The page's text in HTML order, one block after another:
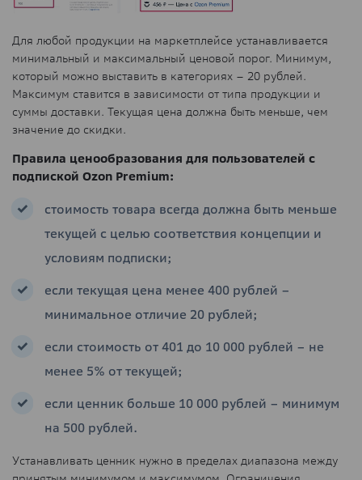
Для любой продукции на маркетплейсе устанавливается
минимальный и максимальный ценовой порог. Минимум,
который можно выставить в категориях – 20 рублей.
Максимум ставится в зависимости от типа продукции и
суммы доставки. Текущая цена должна быть меньше, чем
значение до скидки.
Правила ценообразования для пользователей с
подпиской Ozon Premium:
стоимость товара всегда должна быть меньше
текущей с целью соответствия концепции и
условиям подписки;
если текущая цена менее 400 рублей –
минимальное отличие 20 рублей;
если стоимость от 401 до 10 000 рублей – не
менее 5% от текущей;
если ценник больше 10 000 рублей – минимум
на 500 рублей.
Устанавливать ценник нужно в пределах диапазона между